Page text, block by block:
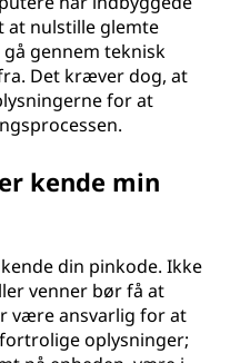
at nulstille glemte
gennem teknisk
Det kræver dog, at
for at
kende min
din pinkode. Ikke
venner bør få at
være ansvarlig for at
oplysninger;